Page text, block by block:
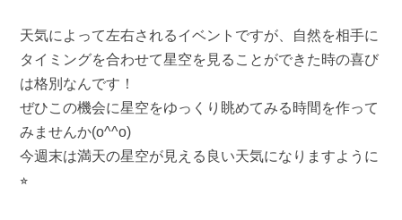
天気によって左右されるイベントですが、自然を相手に
タイミングを合わせて星空を見ることができた時の喜び
は格別なんです！
ぜひこの機会に星空をゆっくり眺めてみる時間を作って
みませんか(o^^o)
今週末は満天の星空が見える良い天気になりますように
⭐︎